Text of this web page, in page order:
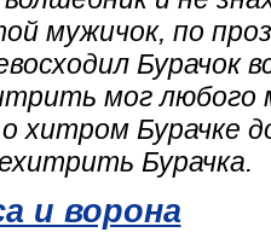
мужичок, по
Бурачок
мог любого
хитром Бурачке
Бурачка.
и ворона